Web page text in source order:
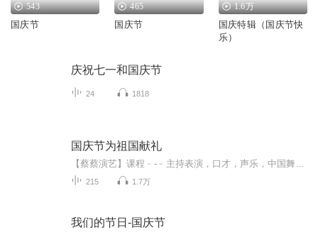
543
国庆节
465
国庆节
1.6万
国庆特辑（国庆节快
乐）
庆祝七一和国庆节
24 1818
国庆节为祖国献礼
215 1.7万
我们的节日-国庆节